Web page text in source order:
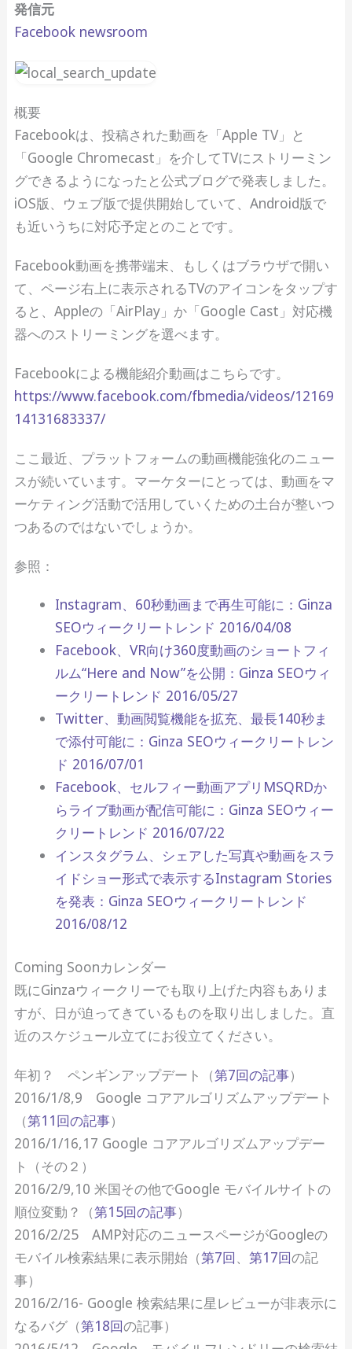
発信元
Facebook newsroom
概要
Facebookは、投稿された動画を「Apple TV」と
「Google Chromecast」を介してTVにストリーミン
グできるようになったと公式ブログで発表しました。
iOS版、ウェブ版で提供開始していて、Android版で
も近いうちに対応予定とのことです。
Facebook動画を携帯端末、もしくはブラウザで開い
て、ページ右上に表示されるTVのアイコンをタップす
ると、Appleの「AirPlay」か「Google Cast」対応機
器へのストリーミングを選べます。
Facebookによる機能紹介動画はこちらです。
https://www.facebook.com/fbmedia/videos/12169
14131683337/
ここ最近、プラットフォームの動画機能強化のニュー
スが続いています。マーケターにとっては、動画をマ
ーケティング活動で活用していくための土台が整いつ
つあるのではないでしょうか。
参照：
Instagram、60秒動画まで再生可能に：Ginza
SEOウィークリートレンド 2016/04/08
Facebook、VR向け360度動画のショートフィ
ルム“Here and Now”を公開：Ginza SEOウィ
ークリートレンド 2016/05/27
Twitter、動画閲覧機能を拡充、最長140秒ま
で添付可能に：Ginza SEOウィークリートレン
ド 2016/07/01
Facebook、セルフィー動画アプリMSQRDか
らライブ動画が配信可能に：Ginza SEOウィー
クリートレンド 2016/07/22
インスタグラム、シェアした写真や動画をスラ
イドショー形式で表示するInstagram Stories
を発表：Ginza SEOウィークリートレンド
2016/08/12
Coming Soonカレンダー
既にGinzaウィークリーでも取り上げた内容もありま
すが、日が迫ってきているものを取り出しました。直
近のスケジュール立てにお役立てください。
年初？ ペンギンアップデート（第7回の記事）
2016/1/8,9 Google コアアルゴリズムアップデート
（第11回の記事）
2016/1/16,17 Google コアアルゴリズムアップデー
ト（その２）
2016/2/9,10 米国その他でGoogle モバイルサイトの
順位変動？（第15回の記事）
2016/2/25 AMP対応のニュースページがGoogleの
モバイル検索結果に表示開始（第7回、 第17回の記
事）
2016/2/16- Google 検索結果に星レビューが非表示に
なるバグ（第18回の記事）